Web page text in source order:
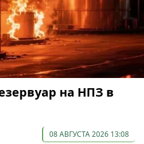
на НПЗ в
08 АВГУСТА 2026 13:08